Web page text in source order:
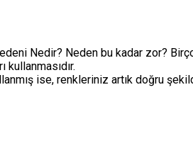
Nedir? Neden bu kadar zor?
kullanmasıdır.
ise, renkleriniz artık doğru